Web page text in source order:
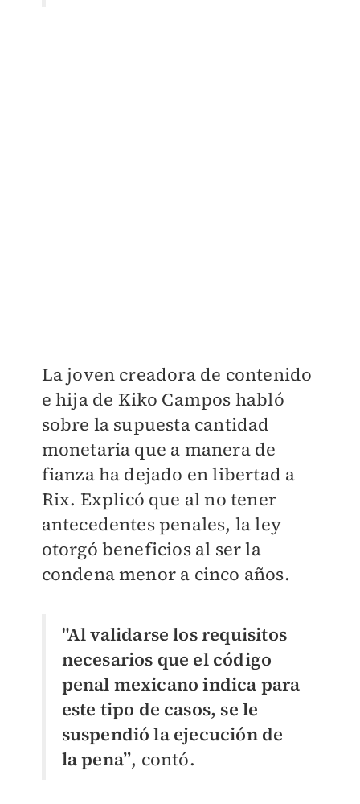
La joven creadora de contenido
e hija de Kiko Campos habló
sobre la supuesta cantidad
monetaria que a manera de
fianza ha dejado en libertad a
Rix. Explicó que al no tener
antecedentes penales, la ley
otorgó beneficios al ser la
condena menor a cinco años.
"Al validarse los requisitos
necesarios que el código
penal mexicano indica para
este tipo de casos, se le
suspendió la ejecución de
la pena”, contó.